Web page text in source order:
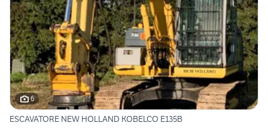
6
ESCAVATORE NEW HOLLAND KOBELCO E135B